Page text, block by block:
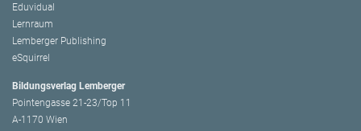
Eduvidual
Lernraum
Lemberger Publishing
eSquirrel
Bildungsverlag Lemberger
Pointengasse 21-23/Top 11
A-1170 Wien